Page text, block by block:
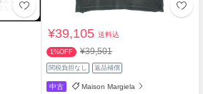
¥39,105送料込
1%OFF ¥39,501
関税負担なし 返品補償
中古 Maison Margiela